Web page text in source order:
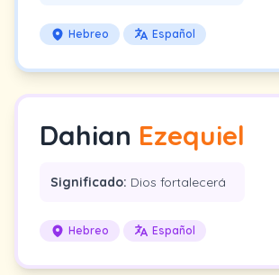
Hebreo Español
Dahian Ezequiel
Significado: Dios fortalecerá
Hebreo Español